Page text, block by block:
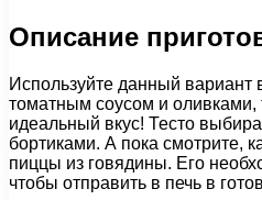
Описание
Используйте данный вариант
томатным соусом и оливками,
идеальный вкус! Тесто
бортиками. А пока смотрите,
пиццы из говядины. Его
чтобы отправить в печь в